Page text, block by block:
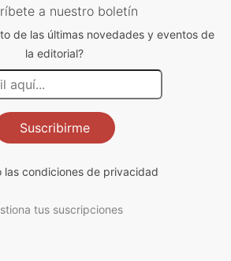
a nuestro boletín
de las últimas novedades y eventos de
la editorial?
Suscribirme
las condiciones de privacidad
tus suscripciones